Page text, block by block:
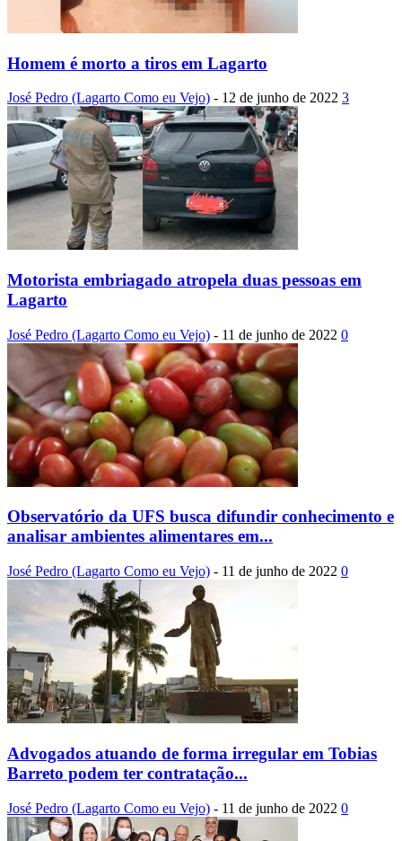
Homem é morto a tiros em Lagarto
José Pedro (Lagarto Como eu Vejo) - 12 de junho de 2022 3
Motorista embriagado atropela duas pessoas em
Lagarto
José Pedro (Lagarto Como eu Vejo) - 11 de junho de 2022 0
Observatório da UFS busca difundir conhecimento e
analisar ambientes alimentares em...
José Pedro (Lagarto Como eu Vejo) - 11 de junho de 2022 0
Advogados atuando de forma irregular em Tobias
Barreto podem ter contratação...
José Pedro (Lagarto Como eu Vejo) - 11 de junho de 2022 0